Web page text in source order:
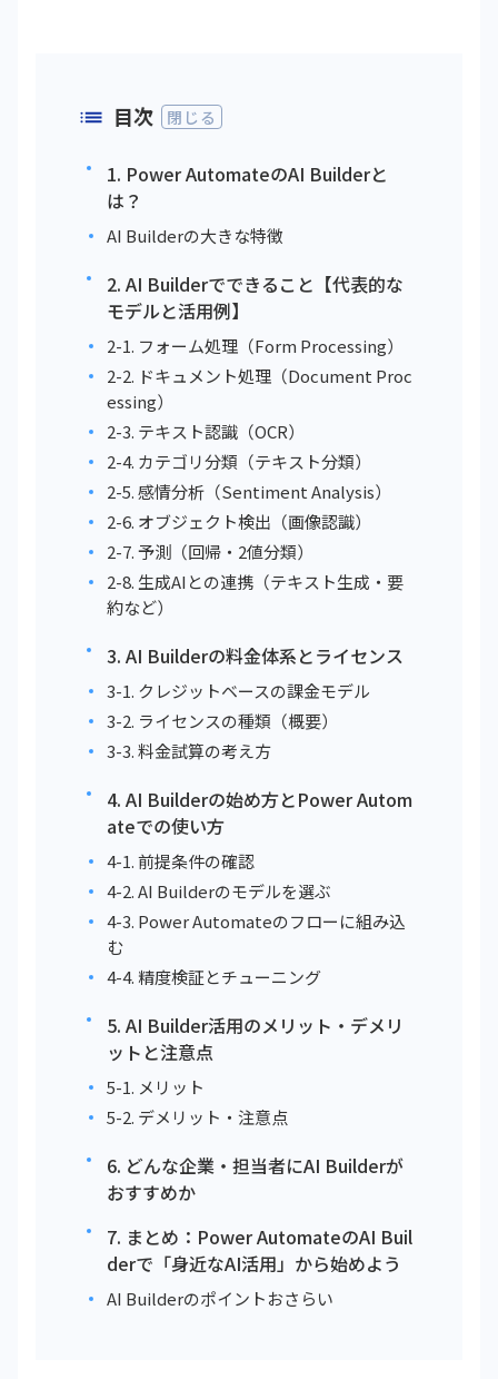
閉じる
目次
1. Power AutomateのAI Builderと
は？
AI Builderの大きな特徴
2. AI Builderでできること【代表的な
モデルと活用例】
2-1. フォーム処理（Form Processing）
2-2. ドキュメント処理（Document Proc
essing）
2-3. テキスト認識（OCR）
2-4. カテゴリ分類（テキスト分類）
2-5. 感情分析（Sentiment Analysis）
2-6. オブジェクト検出（画像認識）
2-7. 予測（回帰・2値分類）
2-8. 生成AIとの連携（テキスト生成・要
約など）
3. AI Builderの料金体系とライセンス
3-1. クレジットベースの課金モデル
3-2. ライセンスの種類（概要）
3-3. 料金試算の考え方
4. AI Builderの始め方とPower Autom
ateでの使い方
4-1. 前提条件の確認
4-2. AI Builderのモデルを選ぶ
4-3. Power Automateのフローに組み込
む
4-4. 精度検証とチューニング
5. AI Builder活用のメリット・デメリ
ットと注意点
5-1. メリット
5-2. デメリット・注意点
6. どんな企業・担当者にAI Builderが
おすすめか
7. まとめ：Power AutomateのAI Buil
derで「身近なAI活用」から始めよう
AI Builderのポイントおさらい